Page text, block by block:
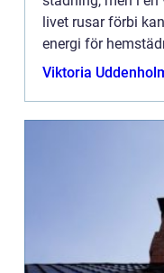
livet rusar förbi
energi för
...
Viktoria